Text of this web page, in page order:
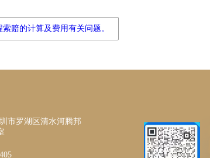
赔的计算及费用有关问题。
市罗湖区清水河腾邦